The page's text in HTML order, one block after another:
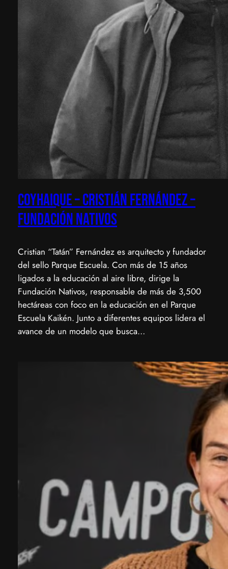
Coyhaique – Cristián Fernández –
Fundación Nativos
Cristian “Tatán” Fernández es arquitecto y fundador
del sello Parque Escuela. Con más de 15 años
ligados a la educación al aire libre, dirige la
Fundación Nativos, responsable de más de 3,500
hectáreas con foco en la educación en el Parque
Escuela Kaikén. Junto a diferentes equipos lidera el
avance de un modelo que busca…